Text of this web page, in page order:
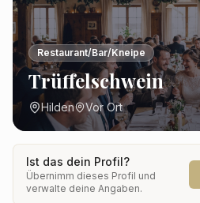
Restaurant/Bar/Kneipe
Trüffelschwein
Hilden Vor Ort
Ist das dein Profil?
Übernimm dieses Profil und
verwalte deine Angaben.